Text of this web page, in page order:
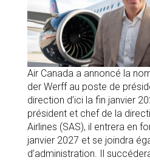
Air Canada a annoncé la
der Werff au poste de
direction d’ici la fin janvier
président et chef de la
Airlines (SAS), il entrera en
janvier 2027 et se joindra
d’administration. Il